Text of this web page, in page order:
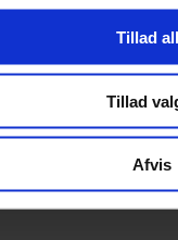
Tillad
Tillad
Afvis
Ballum ApS